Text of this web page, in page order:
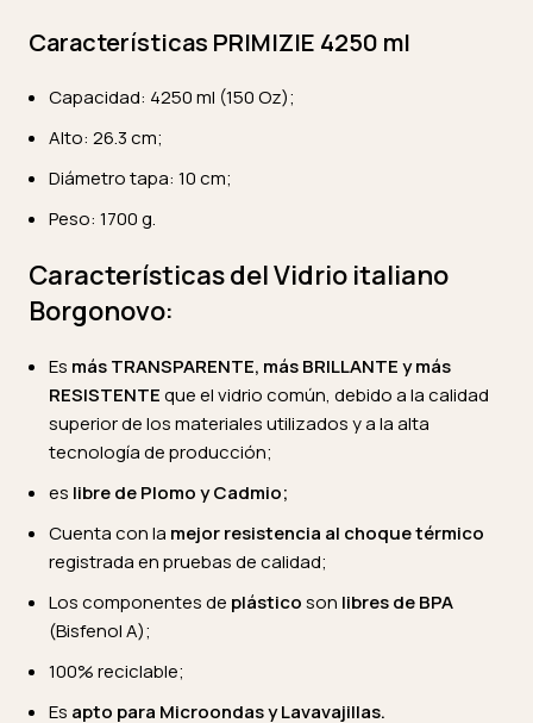
Características PRIMIZIE 4250 ml
Capacidad: 4250 ml (150 Oz);
Alto: 26.3 cm;
Diámetro tapa: 10 cm;
Peso: 1700 g.
Características del Vidrio italiano
Borgonovo:
Es más TRANSPARENTE, más BRILLANTE y más
RESISTENTEque el vidrio común, debido a la calidad
superior de los materiales utilizados y a la alta
tecnología de producción;
es libre de Plomo y Cadmio;
Cuenta con la mejor resistencia al choque térmico
registrada en pruebas de calidad;
Los componentes de plásticoson libres de BPA
(Bisfenol A);
100% reciclable;
Es apto para Microondas y Lavavajillas.